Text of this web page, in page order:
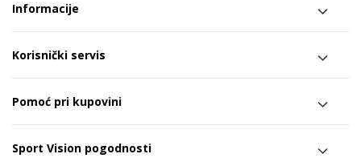
Informacije
Korisnički servis
Pomoć pri kupovini
Sport Vision pogodnosti